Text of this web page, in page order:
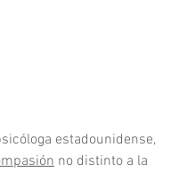
estadounidense,
no distinto a la